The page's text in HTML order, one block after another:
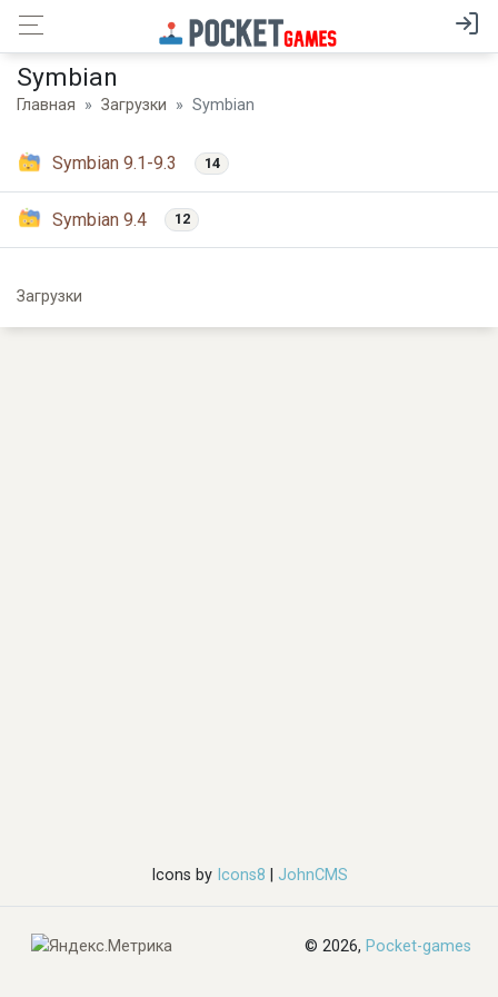
Symbian
Главная Загрузки Symbian
Symbian 9.1-9.3 14
Symbian 9.4 12
Загрузки
Icons byIcons8 JohnCMS
© 2026, Pocket-games